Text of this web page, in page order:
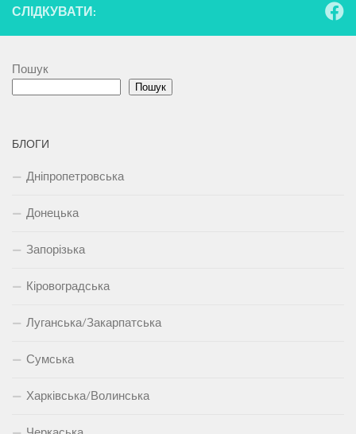
СЛІДКУВАТИ:
Пошук
Пошук
БЛОГИ
Дніпропетровська
Донецька
Запорізька
Кіровоградська
Луганська/Закарпатська
Сумська
Харківська/Волинська